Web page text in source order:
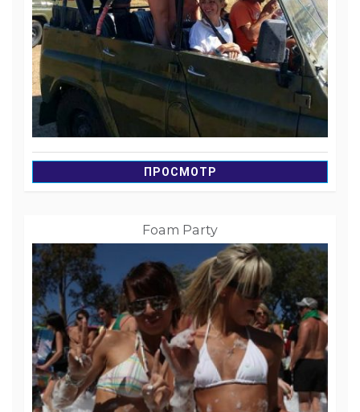
ПРОСМОТР
Foam Party